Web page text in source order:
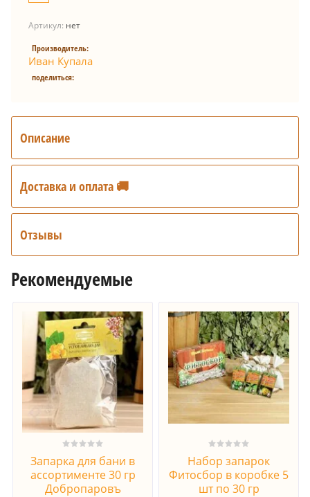
Артикул: нет
Производитель:
Иван Купала
поделиться:
Описание
Доставка и оплата 🚚
Отзывы
Рекомендуемые
Запарка для бани в
ассортименте 30 гр
Добропаровъ
Набор запарок
Фитосбор в коробке 5
шт по 30 гр